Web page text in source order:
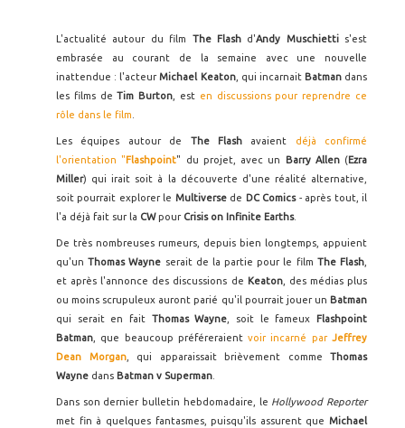
L'actualité autour du film The Flash d'Andy Muschietti s'est
embrasée au courant de la semaine avec une nouvelle
inattendue : l'acteurMichael Keaton, qui incarnait Batmandans
les films deTim Burton , est en discussions pour reprendre ce
rôle dans le film
Les équipes autour de The Flash avaient
déjà confirmé
l'orientation "Flashpoint" du projet, avec un Barry Allen (Ezra
Miller) qui irait soit à la découverte d'une réalité alternative,
soit pourrait explorer le Multiverse de DC Comics - après tout, il
l'a déjà fait sur la CWpour Crisis on Infinite Earths.
De très nombreuses rumeurs, depuis bien longtemps, appuient
qu'unThomas Wayne serait de la partie pour le film The Flash
et après l'annonce des discussions de Keaton, des médias plus
ou moins scrupuleux auront parié qu'il pourrait jouer un Batman
qui serait en fait Thomas Wayne , soit le fameux Flashpoint
Batman , que beaucoup préféreraientvoir incarné parJeffrey
Dean Morgan, qui apparaissait brièvement comme Thomas
Wayne dans Batman v Superman
Dans son dernier bulletin hebdomadaire, le Hollywood Reporter
met fin à quelques fantasmes, puisqu'ils assurent que Michael